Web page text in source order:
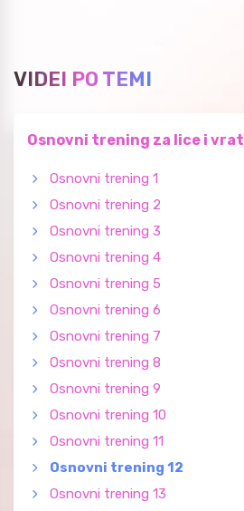
VIDEI PO TEMI
Osnovni trening za lice i vrat
Osnovni trening 1
Osnovni trening 2
Osnovni trening 3
Osnovni trening 4
Osnovni trening 5
Osnovni trening 6
Osnovni trening 7
Osnovni trening 8
Osnovni trening 9
Osnovni trening 10
Osnovni trening 11
Osnovni trening 12
Osnovni trening 13